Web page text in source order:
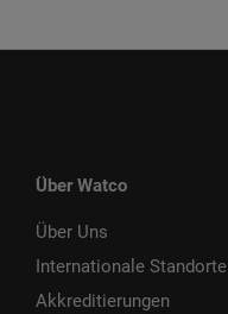
Über Watco
Über Uns
Internationale Standorte
Akkreditierungen